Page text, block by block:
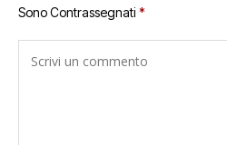
Sono Contrassegnati *